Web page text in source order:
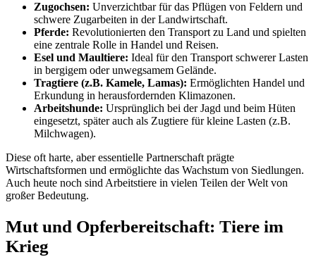
Zugochsen: Unverzichtbar für das Pflügen von Feldern und
schwere Zugarbeiten in der Landwirtschaft.
Pferde: Revolutionierten den Transport zu Land und spielten
eine zentrale Rolle in Handel und Reisen.
Esel und Maultiere: Ideal für den Transport schwerer Lasten
in bergigem oder unwegsamem Gelände.
Tragtiere (z.B. Kamele, Lamas): Ermöglichten Handel und
Erkundung in herausfordernden Klimazonen.
Arbeitshunde: Ursprünglich bei der Jagd und beim Hüten
eingesetzt, später auch als Zugtiere für kleine Lasten (z.B.
Milchwagen).
Diese oft harte, aber essentielle Partnerschaft prägte
Wirtschaftsformen und ermöglichte das Wachstum von Siedlungen.
Auch heute noch sind Arbeitstiere in vielen Teilen der Welt von
großer Bedeutung.
Mut und Opferbereitschaft: Tiere im
Krieg